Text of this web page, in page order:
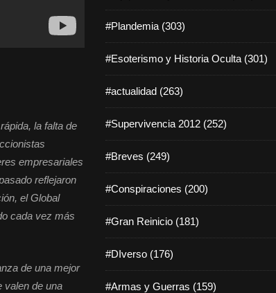
la falta de
empresariales
reflejaron
el Global
cada vez más
de una mejor
valen de una
#Plandemia (303)
#Esoterismo y Historia Oculta (301)
#actualidad (263)
#Supervivencia 2012 (252)
#Breves (249)
#Conspiraciones (200)
#Gran Reinicio (181)
#DIverso (176)
#Armas y Guerras (159)